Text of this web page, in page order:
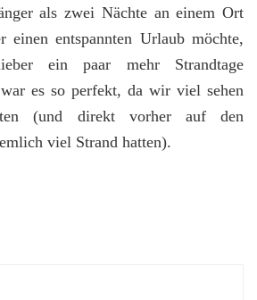
als zwei Nächte an einem Ort
einen entspannten Urlaub möchte,
ein paar mehr Strandtage
es so perfekt, da wir viel sehen
(und direkt vorher auf den
viel Strand hatten).